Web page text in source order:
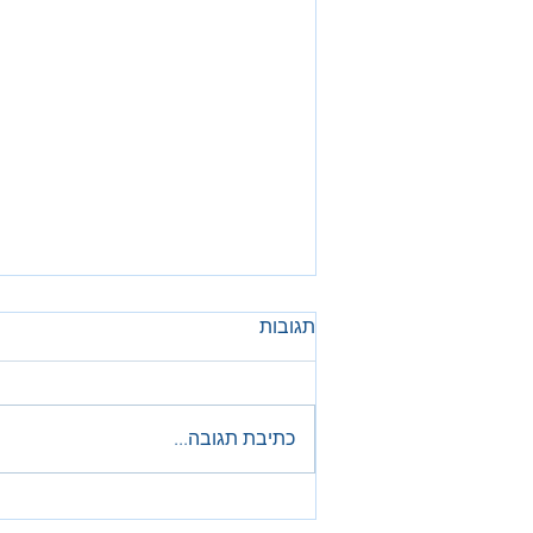
ערב תעופה
תגובות
כתיבת תגובה...